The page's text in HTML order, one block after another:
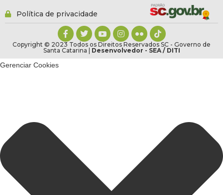
Política de privacidade
Copyright © 2023 Todos os Direitos Reservados SC - Governo de
Santa Catarina | Desenvolvedor - SEA / DITI
Gerenciar Cookies